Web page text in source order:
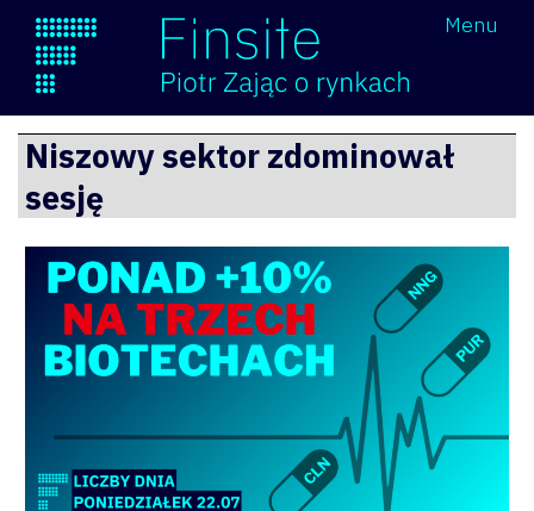
Menu
Przejdź
do
treści
Niszowy sektor zdominował
sesję